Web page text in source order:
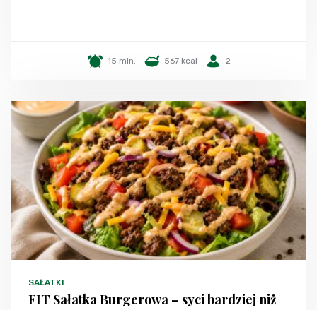
15 min. 567 kcal 2
SAŁATKI
FIT Sałatka Burgerowa – syci bardziej niż